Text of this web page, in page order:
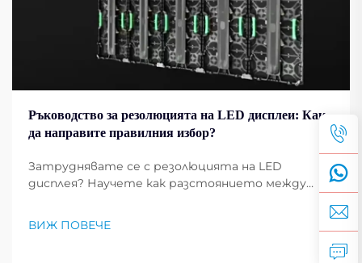
Ръководство за резолюцията на LED дисплеи: Как
да направите правилния избор?
Затруднявате се с резолюцията на LED
дисплея? Научете как разстоянието между
ВИЖ ПОВЕЧЕ